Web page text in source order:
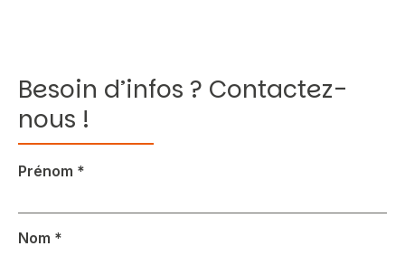
Rechercher
Besoin d’infos ? Contactez-
nous !
formulaire
Prénom *
Nom *